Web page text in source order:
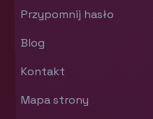
Przypomnij hasło
Blog
Kontakt
Mapa strony